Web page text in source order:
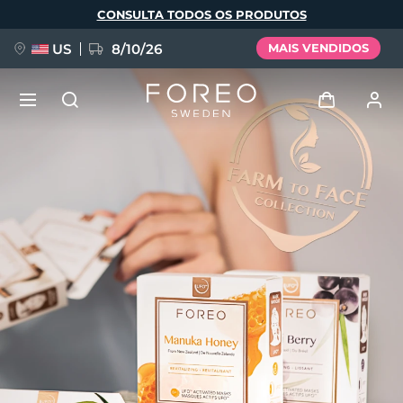
principal
CONSULTA TODOS OS PRODUTOS
US 8/10/26 MAIS VENDIDOS
Entrar
Perfil de usuário
Meus aparelhos
Meus pedidos
Meus endereços
As minhas subscrições
FAQ™ Pure Beauty-Tech Elixir
BREAKING NEWS
issa™ Teeth Whitening Set
English Deutsch
Español
Français
Italiano
Português
Polski
Svenska
Русский
简体中文 繁體中文